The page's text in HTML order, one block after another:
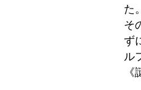
た。
そ
ず
ル